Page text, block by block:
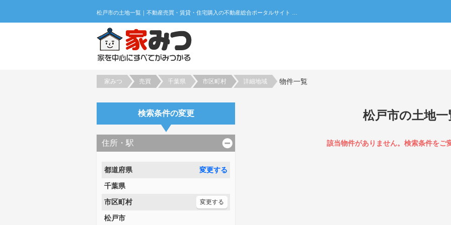
家みつ 売買 千葉県 市区町村 詳細地域 物件一覧
検索条件の変更
住所・駅
都道府県
変更する
千葉県
市区町村
変更する
松戸市
松戸市の土地一
該当物件がありません。検索条件をご